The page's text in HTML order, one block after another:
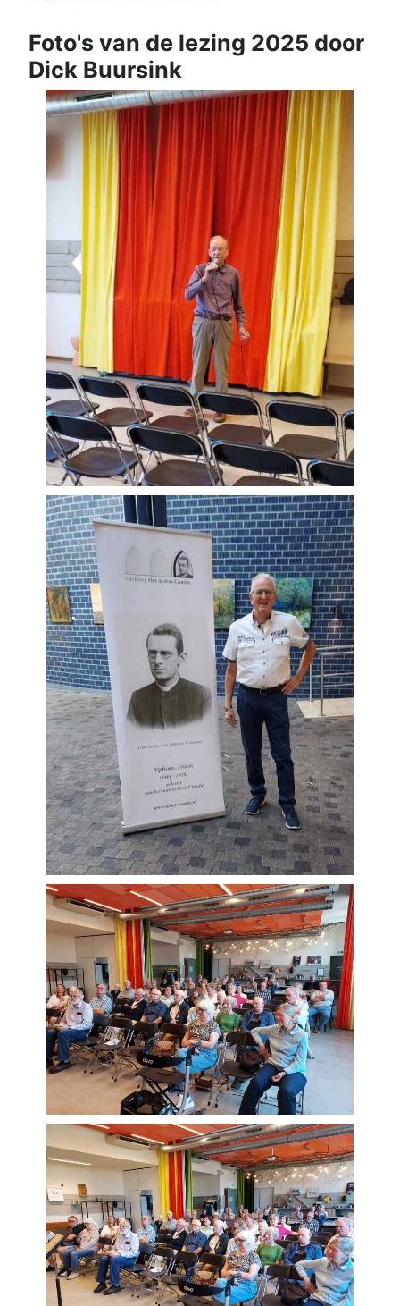
Foto's van de lezing 2025 door
Dick Buursink